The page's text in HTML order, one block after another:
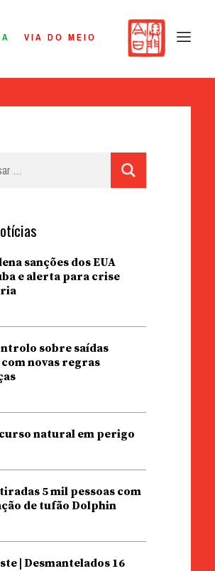
VIA DO MEIO
sanções dos EUA
e alerta para crise
sobre saídas
novas regras
natural em perigo
5 mil pessoas com
de tufão Dolphin
| Desmantelados 16